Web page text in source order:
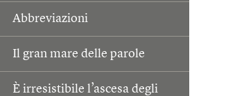
Abbreviazioni
Il gran mare delle parole
È irresistibile l’ascesa degli